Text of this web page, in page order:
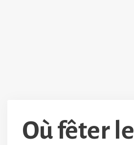
Où fêter le